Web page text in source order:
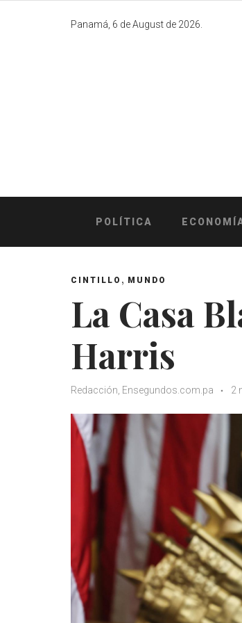
Panamá, 6 de August de 2026.
POLÍTICA
CINTILLO , MUNDO
La Casa
Harris
Redacción, Ensegundos.com.pa 2